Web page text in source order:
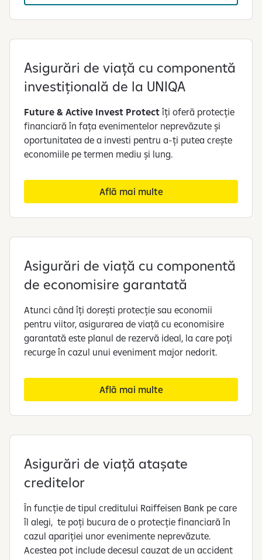
Asigurări de viață cu componentă
investițională de la UNIQA
Future & Active Invest Protect îți oferă protecție
financiară în fața evenimentelor neprevăzute și
oportunitatea de a investi pentru a-ți putea crește
economiile pe termen mediu și lung.
Află mai multe
Asigurări de viață cu componentă
de economisire garantată
Atunci când îți dorești protecție sau economii
pentru viitor, asigurarea de viață cu economisire
garantată este planul de rezervă ideal, la care poți
recurge în cazul unui eveniment major nedorit.
Află mai multe
Asigurări de viață atașate
creditelor
În funcție de tipul creditului Raiffeisen Bank pe care
îl alegi, te poți bucura de o protecție financiară în
cazul apariției unor evenimente neprevăzute.
Acestea pot include decesul cauzat de un accident